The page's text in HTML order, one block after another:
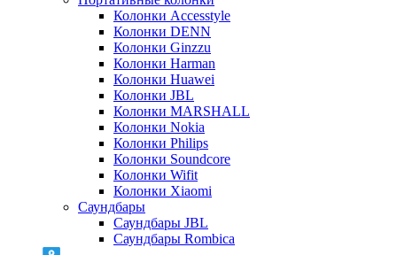
Колонки Accesstyle
Колонки DENN
Колонки Ginzzu
Колонки Harman
Колонки Huawei
Колонки JBL
Колонки MARSHALL
Колонки Nokia
Колонки Philips
Колонки Soundcore
Колонки Wifit
Колонки Xiaomi
Саундбары
Саундбары JBL
Саундбары Rombica